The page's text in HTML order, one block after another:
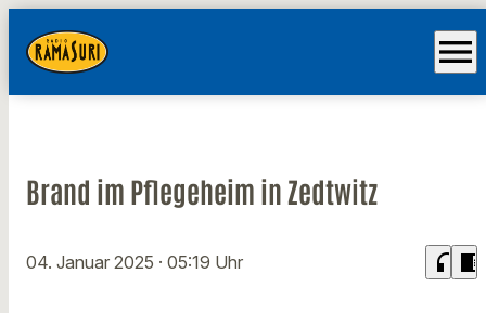
menu
Brand im Pflegeheim in Zedtwitz
04. Januar 2025 · 05:19 Uhr headphones chrome_reader_mode